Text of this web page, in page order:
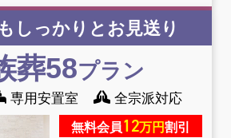
しっかりとお見送り
葬58プラン
専用安置室 全宗派対応
無料会員12万円割引